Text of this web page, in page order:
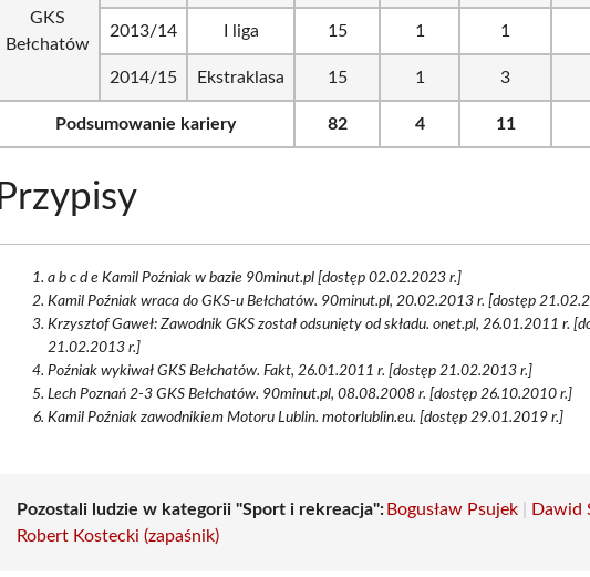
GKS
Bełchatów
2013/14 I liga 15 1 1
2014/15 Ekstraklasa 15 1 3
Podsumowanie kariery 82 4 11
Przypisy
a b c d e Kamil Poźniak w bazie 90minut.pl [dostęp 02.02.2023 r.]
Kamil Poźniak wraca do GKS-u Bełchatów. 90minut.pl, 20.02.2013 r. [dostęp
Krzysztof Gaweł: Zawodnik GKS został odsunięty od składu. onet.pl, 26.01.2011 r.
21.02.2013 r.]
Poźniak wykiwał GKS Bełchatów. Fakt, 26.01.2011 r. [dostęp 21.02.2013 r.]
Lech Poznań 2-3 GKS Bełchatów. 90minut.pl, 08.08.2008 r. [dostęp 26.10.2010 r.]
Kamil Poźniak zawodnikiem Motoru Lublin. motorlublin.eu. [dostęp 29.01.2019 r.]
Pozostali ludzie w kategorii "Sport i rekreacja":Bogusław Psujek Dawid
Robert Kostecki (zapaśnik)